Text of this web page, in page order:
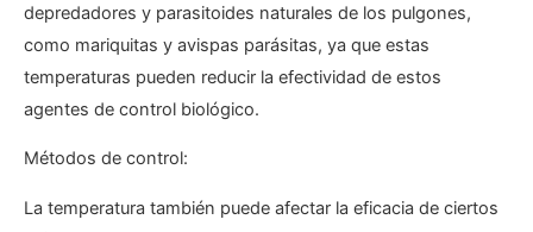
depredadores y parasitoides naturales de los pulgones,
como mariquitas y avispas parásitas, ya que estas
temperaturas pueden reducir la efectividad de estos
agentes de control biológico.
Métodos de control:
La temperatura también puede afectar la eficacia de ciertos